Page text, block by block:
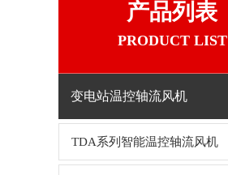
产品列表
PRODUCT LIST
变电站温控轴流风机
TDA系列智能温控轴流风机